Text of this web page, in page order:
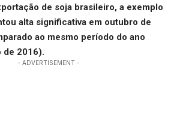
de soja brasileiro, a exemplo
alta significativa em outubro de
ao mesmo período do ano
de 2016).
- ADVERTISEMENT -